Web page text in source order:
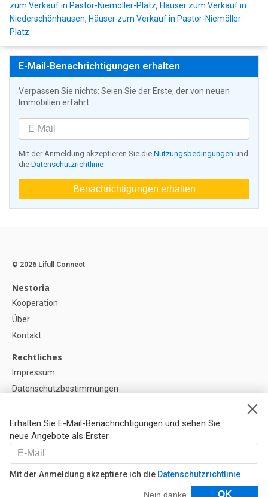
zum Verkauf in Pastor-Niemöller-Platz, Häuser zum Verkauf in
Niederschönhausen, Häuser zum Verkauf in Pastor-Niemöller-
Platz
E-Mail-Benachrichtigungen erhalten
Verpassen Sie nichts: Seien Sie der Erste, der von neuen
Immobilien erfährt
Mit der Anmeldung akzeptieren Sie die Nutzungsbedingungen und
die Datenschutzrichtlinie
Benachrichtigungen erhalten
Erhalten Sie E-Mail-Benachrichtigungen und sehen Sie
neue Angebote als Erster
Mit der Anmeldung akzeptiere ich die Datenschutzrichtlinie
Nein danke OK
Filter
© 2026 Lifull Connect
Nestoria
Kooperation
Über
Kontakt
Rechtliches
Impressum
Datenschutzbestimmungen
Cookie-Einstellunge
Hilfe
FAQ
Unsere Partner